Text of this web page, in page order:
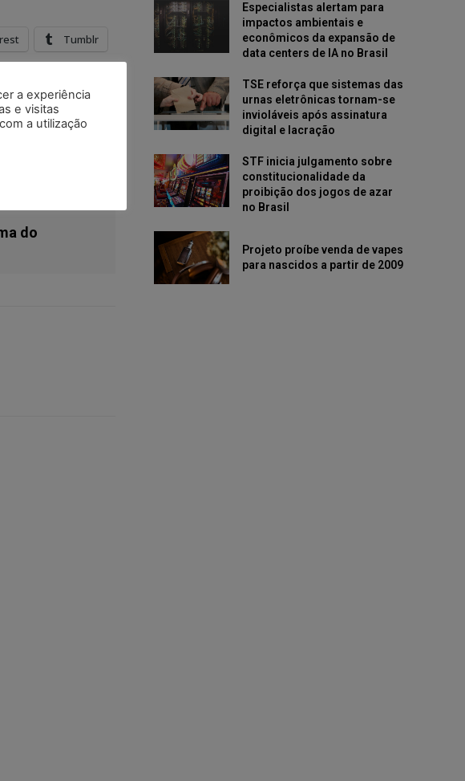
Tumblr
saúde
mpf
do
Especialistas alertam para
impactos ambientais e
econômicos da expansão de
data centers de IA no Brasil
TSE reforça que sistemas das
urnas eletrônicas tornam-se
invioláveis após assinatura
digital e lacração
STF inicia julgamento sobre
constitucionalidade da
proibição dos jogos de azar
no Brasil
Projeto proíbe venda de vapes
para nascidos a partir de 2009
a experiência
e visitas
a utilização